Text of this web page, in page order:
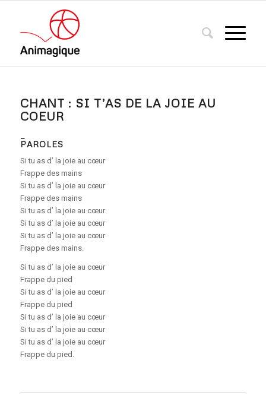
CHANT : SI T’AS DE LA JOIE AU
COEUR
PAROLES
Si tu as d’ la joie au cœur
Frappe des mains
Si tu as d’ la joie au cœur
Frappe des mains
Si tu as d’ la joie au cœur
Si tu as d’ la joie au cœur
Si tu as d’ la joie au cœur
Frappe des mains.
Si tu as d’ la joie au cœur
Frappe du pied
Si tu as d’ la joie au cœur
Frappe du pied
Si tu as d’ la joie au cœur
Si tu as d’ la joie au cœur
Si tu as d’ la joie au cœur
Frappe du pied.